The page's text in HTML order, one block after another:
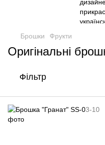
Брошки Фрукти
Оригінальні
Фільтр